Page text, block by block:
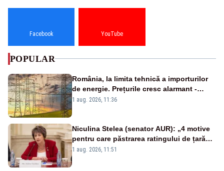
Facebook YouTube
POPULAR
România, la limita tehnică a importurilor
de energie. Prețurile cresc alarmant -
Analiză Realitatea Plus
1 aug. 2026, 11:36
Niculina Stelea (senator AUR): „4 motive
pentru care păstrarea ratingului de țară
nu este o reușită pentru Guvernul
1 aug. 2026, 11:51